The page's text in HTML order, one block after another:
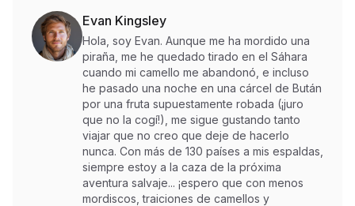
Evan Kingsley
Hola, soy Evan. Aunque me ha mordido una
piraña, me he quedado tirado en el Sáhara
cuando mi camello me abandonó, e incluso
he pasado una noche en una cárcel de Bután
por una fruta supuestamente robada (¡juro
que no la cogí!), me sigue gustando tanto
viajar que no creo que deje de hacerlo
nunca. Con más de 130 países a mis espaldas,
siempre estoy a la caza de la próxima
aventura salvaje... ¡espero que con menos
mordiscos, traiciones de camellos y